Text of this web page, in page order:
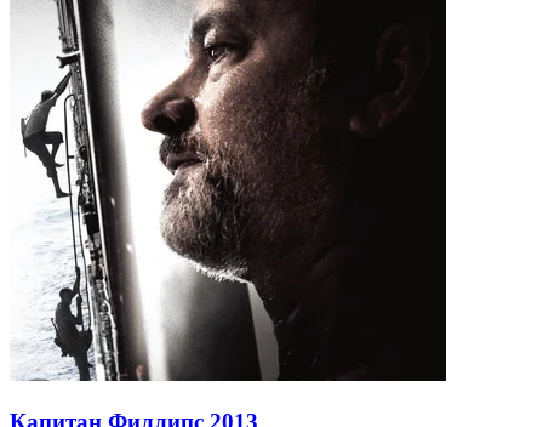
Капитан Филлипс 2013